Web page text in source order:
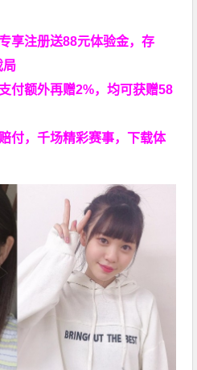
享注册送88元体验金，存
局
付额外再赠2%，均可获赠58
付，千场精彩赛事，下载体